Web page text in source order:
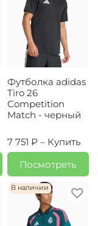
Футболка adidas
Tiro 26
Competition
Match - черный
7 751 ₽ – Купить
Посмотреть
В наличии